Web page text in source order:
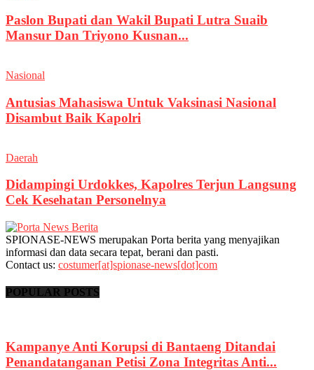
Paslon Bupati dan Wakil Bupati Lutra Suaib
Mansur Dan Triyono Kusnan...
Nasional
Antusias Mahasiswa Untuk Vaksinasi Nasional
Disambut Baik Kapolri
Daerah
Didampingi Urdokkes, Kapolres Terjun Langsung
Cek Kesehatan Personelnya
SPIONASE-NEWS merupakan Porta berita yang menyajikan
informasi dan data secara tepat, berani dan pasti.
Contact us: costumer[at]spionase-news[dot]com
POPULAR POSTS
Kampanye Anti Korupsi di Bantaeng Ditandai
Penandatanganan Petisi Zona Integritas Anti...